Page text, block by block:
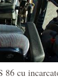
86 cu